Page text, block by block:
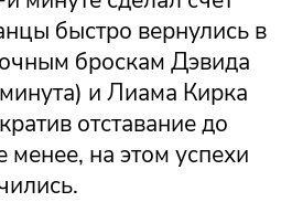
быстро вернулись в
броскам Дэвида
и Лиама Кирка
отставание до
на этом успехи